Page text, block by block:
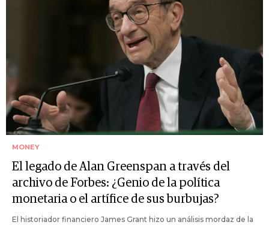
MONEY
El legado de Alan Greenspan a través del
archivo de Forbes: ¿Genio de la política
monetaria o el artífice de sus burbujas?
El historiador financiero James Grant hizo un análisis mordaz de la